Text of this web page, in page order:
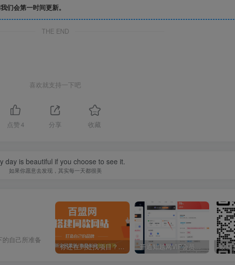
们会第一时间更新。
THE END
喜欢就支持一下吧
点赞 4 分享 收藏
day is beautiful if you choose to see it.
如果你愿意去发现，其实每一天都很美
自己所准备
你还在到处找项目？还在当韭菜？我靠卖项目一个月收入5万+，曾经我也是个失败者。